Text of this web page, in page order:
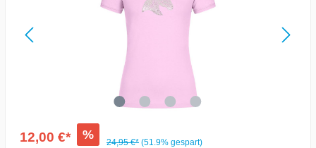
12,00 €* %
24,95 €* (51.9% gespart)